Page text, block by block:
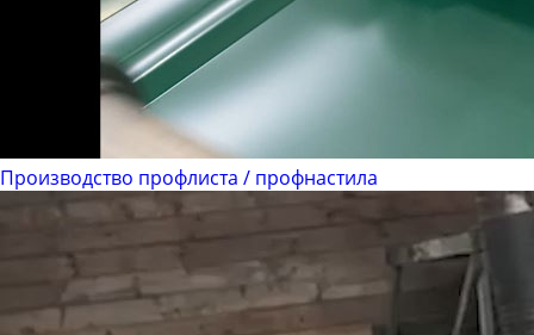
Производство профлиста / профнастила